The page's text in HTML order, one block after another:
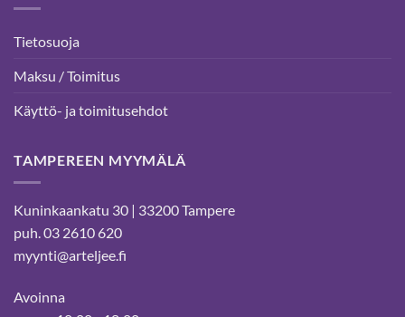
Tietosuoja
Maksu / Toimitus
Käyttö- ja toimitusehdot
TAMPEREEN MYYMÄLÄ
Kuninkaankatu 30 | 33200 Tampere
puh. 03 2610 620
myynti@arteljee.fi
Avoinna